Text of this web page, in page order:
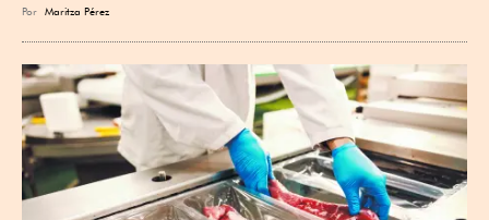
Por Maritza Pérez